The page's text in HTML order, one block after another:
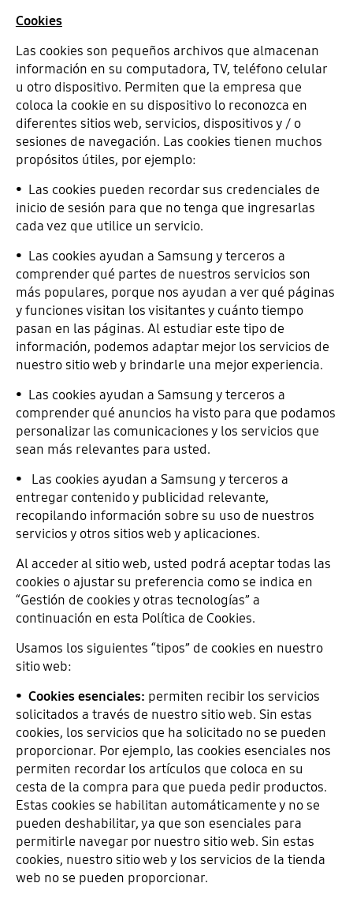
Cookies
Las cookies son pequeños archivos que almacenan
información en su computadora, TV, teléfono celular
u otro dispositivo. Permiten que la empresa que
coloca la cookie en su dispositivo lo reconozca en
diferentes sitios web, servicios, dispositivos y / o
sesiones de navegación. Las cookies tienen muchos
propósitos útiles, por ejemplo:
• Las cookies pueden recordar sus credenciales de
inicio de sesión para que no tenga que ingresarlas
cada vez que utilice un servicio.
• Las cookies ayudan a Samsung y terceros a
comprender qué partes de nuestros servicios son
más populares, porque nos ayudan a ver qué páginas
y funciones visitan los visitantes y cuánto tiempo
pasan en las páginas. Al estudiar este tipo de
información, podemos adaptar mejor los servicios de
nuestro sitio web y brindarle una mejor experiencia.
• Las cookies ayudan a Samsung y terceros a
comprender qué anuncios ha visto para que podamos
personalizar las comunicaciones y los servicios que
sean más relevantes para usted.
• Las cookies ayudan a Samsung y terceros a
entregar contenido y publicidad relevante,
recopilando información sobre su uso de nuestros
servicios y otros sitios web y aplicaciones.
Al acceder al sitio web, usted podrá aceptar todas las
cookies o ajustar su preferencia como se indica en
“Gestión de cookies y otras tecnologías” a
continuación en esta Política de Cookies.
Usamos los siguientes “tipos” de cookies en nuestro
sitio web:
• Cookies esenciales: permiten recibir los servicios
solicitados a través de nuestro sitio web. Sin estas
cookies, los servicios que ha solicitado no se pueden
proporcionar. Por ejemplo, las cookies esenciales nos
permiten recordar los artículos que coloca en su
cesta de la compra para que pueda pedir productos.
Estas cookies se habilitan automáticamente y no se
pueden deshabilitar, ya que son esenciales para
permitirle navegar por nuestro sitio web. Sin estas
cookies, nuestro sitio web y los servicios de la tienda
web no se pueden proporcionar.